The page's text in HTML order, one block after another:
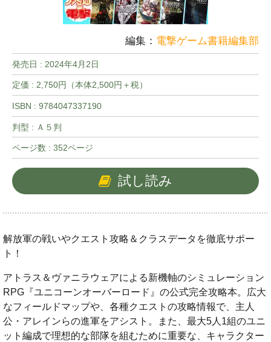
編集： 電撃ゲーム書籍編集部
発売日 : 2024年4月2日
定価 : 2,750円（本体2,500円＋税）
ISBN : 9784047337190
判型 : Ａ５判
ページ数 : 352ページ
試し読み
解放軍の戦いやクエスト攻略＆クラスデータを徹底サポー
ト！
アトラス＆ヴァニラウェアによる新機軸のシミュレーション
RPG『ユニコーンオーバーロード』の公式完全攻略本。広大
なフィールドマップや、各種クエストの攻略情報で、主人
公・アレインらの進軍をアシスト。また、最大5人1組のユニ
ット編成で理想的な部隊を組むために重要な、キャラクター